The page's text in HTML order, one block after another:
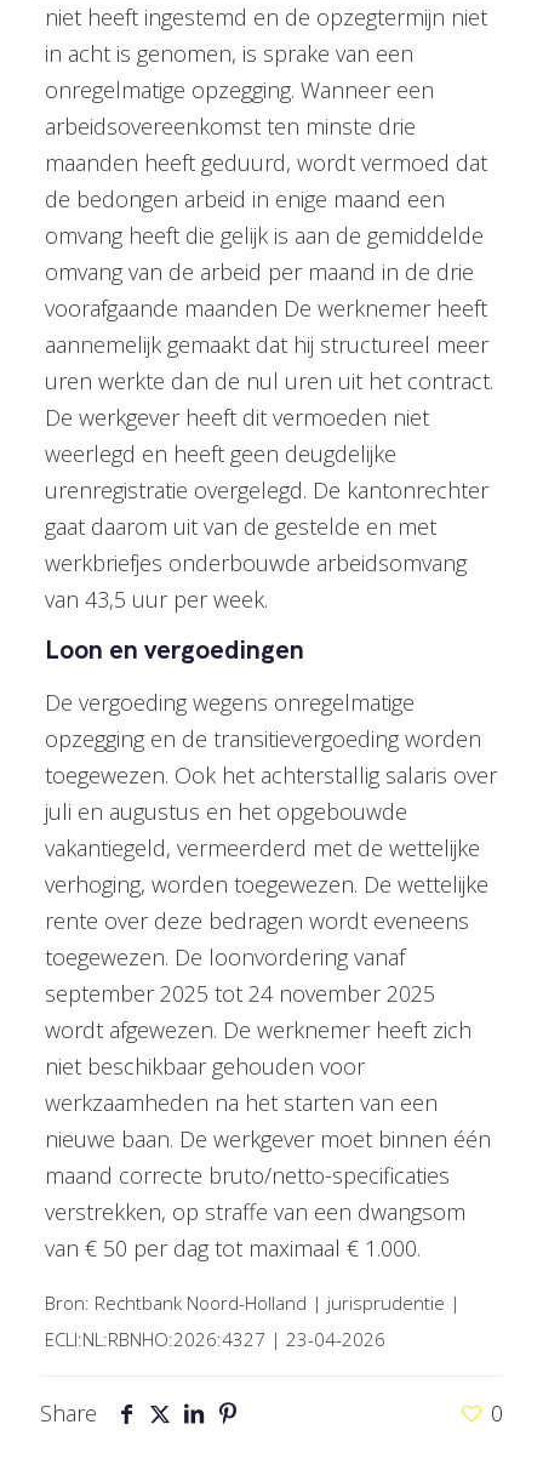
niet heeft ingestemd en de opzegtermijn niet
in acht is genomen, is sprake van een
onregelmatige opzegging. Wanneer een
arbeidsovereenkomst ten minste drie
maanden heeft geduurd, wordt vermoed dat
de bedongen arbeid in enige maand een
omvang heeft die gelijk is aan de gemiddelde
omvang van de arbeid per maand in de drie
voorafgaande maanden De werknemer heeft
aannemelijk gemaakt dat hij structureel meer
uren werkte dan de nul uren uit het contract.
De werkgever heeft dit vermoeden niet
weerlegd en heeft geen deugdelijke
urenregistratie overgelegd. De kantonrechter
gaat daarom uit van de gestelde en met
werkbriefjes onderbouwde arbeidsomvang
van 43,5 uur per week.
Loon en vergoedingen
De vergoeding wegens onregelmatige
opzegging en de transitievergoeding worden
toegewezen. Ook het achterstallig salaris over
juli en augustus en het opgebouwde
vakantiegeld, vermeerderd met de wettelijke
verhoging, worden toegewezen. De wettelijke
rente over deze bedragen wordt eveneens
toegewezen. De loonvordering vanaf
september 2025 tot 24 november 2025
wordt afgewezen. De werknemer heeft zich
niet beschikbaar gehouden voor
werkzaamheden na het starten van een
nieuwe baan. De werkgever moet binnen één
maand correcte bruto/netto-specificaties
verstrekken, op straffe van een dwangsom
van € 50 per dag tot maximaal € 1.000.
Bron: Rechtbank Noord-Holland | jurisprudentie |
ECLI:NL:RBNHO:2026:4327 | 23-04-2026
Share 0